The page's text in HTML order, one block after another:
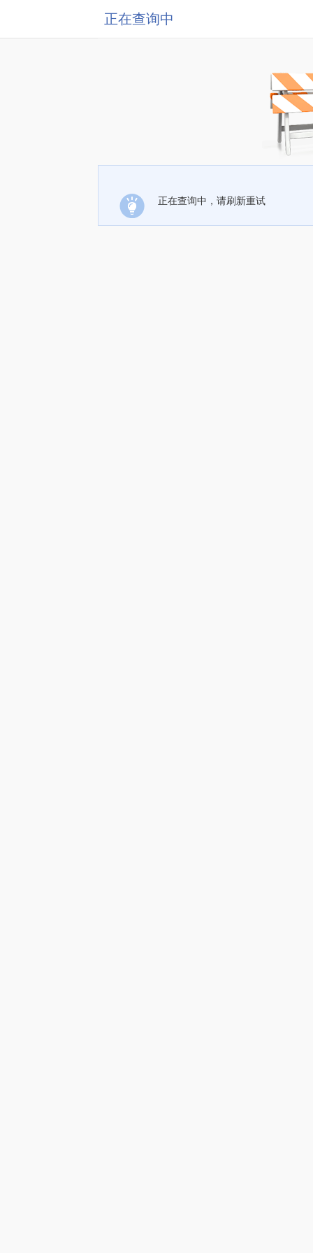
正在查询中
正在查询中，请刷新重试